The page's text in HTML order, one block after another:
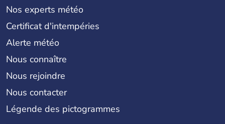
Nos experts météo
Certificat d'intempéries
Alerte météo
Nous connaître
Nous rejoindre
Nous contacter
Légende des pictogrammes